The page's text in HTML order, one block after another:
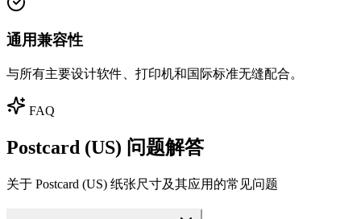
通用兼容性
与所有主要设计软件、打印机和国际标准无缝配合。
FAQ
Postcard (US) 问题解答
关于 Postcard (US) 纸张尺寸及其应用的常见问题